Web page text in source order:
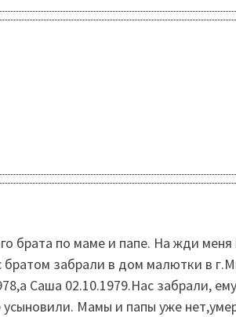
брата по маме и папе. На жди меня
забрали в дом малютки в
Саша 02.10.1979.Нас забрали,
Мамы и папы уже